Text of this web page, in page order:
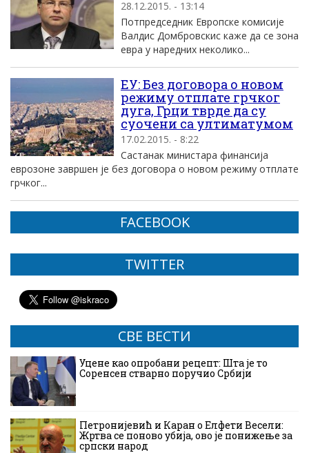
28.12.2015. - 13:14
Потпредседник Европске комисије
Валдис Домбровскис каже да се зона
евра у наредних неколико...
ЕУ: Без договора о новом
режиму отплате грчког
дуга, Грци тврде да су
суочени са ултиматумом
17.02.2015. - 8:22
Састанак министара финансија
еврозоне завршен је без договора о новом режиму отплате
грчког...
FACEBOOK
TWITTER
СВЕ ВЕСТИ
Уцене као опробани рецепт: Шта је то
Соренсен стварно поручио Србији
Петронијевић и Каран о Елфети Весели:
Жртва се поново убија, ово је понижење за
српски народ